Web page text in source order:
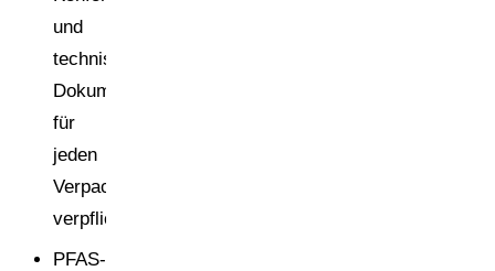
und
technische
Dokumentation
für
jeden
Verpackungstyp
verpflichtend
PFAS-